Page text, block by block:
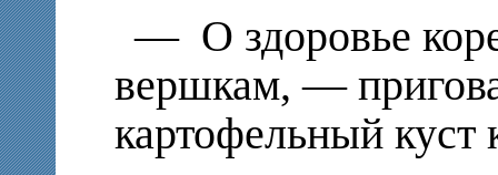
— О здоровье
вершкам, —
картофельный куст